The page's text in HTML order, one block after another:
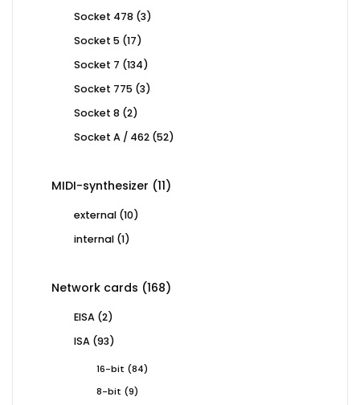
Socket 478 33
Socket 5 1717
Socket 7 134134
Socket 775 33
Socket 8 22
Socket A / 462 5252
MIDI-synthesizer 1111
external 1010
internal 11
Network cards 168168
EISA 22
ISA 9393
16-bit 8484
8-bit
99